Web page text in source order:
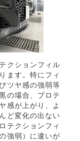
クションフィル
ます。特にフィ
ツヤ感の強弱等
の場合、プロテ
感が上がり、よ
ど変化の出ない
テクションフィ
強弱）に違いが